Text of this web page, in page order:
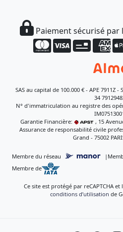
Paiement sécurisé
SAS au capital de 100.000 € - APE 7911Z -
34
N° d'immatriculation au registre des
Garantie Financière:
, 15
Assurance de responsabilité civile
Grand - 75002
Membre du réseau |
Membre de
Ce site est protégé par reCAPTCHA et
conditions d’utilisation de